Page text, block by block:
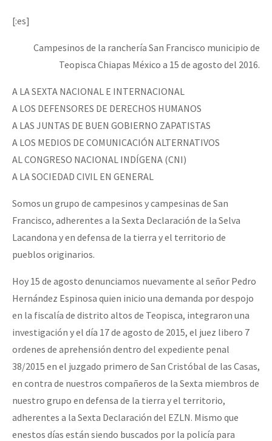
La Sexta
Migración
Presos
Mujeres
ETIQUETAS
MULTIMEDIA
Audio
Fotorreportaje
Video
Otras secciones
Semillero Guerra contra la Humanidad. (Las poblaciones y
la naturaleza bajo asedio)
Libros para descargar
Medios Libres
Dia 2 do Encontro “Guerra contra a Humanidad”
[CDMX – 20 julio] Jornadas globales por la libertad de Jesús
“Sonhando a Terra do Bem Virá” se publica no Estado Espanhol
Se o México sabe, que o mundo saiba! Nossas lutas pela
[25 abr – CDMX] Tokín por el CNI: 30 años de Resistencia y
[:es]
Campesinos de la ranchería San Francisco municipio de
Teopisca Chiapas México a 15 de agosto del 2016.
A LA SEXTA NACIONAL E INTERNACIONAL
A LOS DEFENSORES DE DERECHOS HUMANOS
A LAS JUNTAS DE BUEN GOBIERNO ZAPATISTAS
A LOS MEDIOS DE COMUNICACIÓN ALTERNATIVOS
AL CONGRESO NACIONAL INDÍGENA (CNI)
A LA SOCIEDAD CIVIL EN GENERAL
Somos un grupo de campesinos y campesinas de San
Francisco, adherentes a la Sexta Declaración de la Selva
Lacandona y en defensa de la tierra y el territorio de
pueblos originarios.
Hoy 15 de agosto denunciamos nuevamente al señor Pedro
Hernández Espinosa quien inicio una demanda por despojo
en la fiscalía de distrito altos de Teopisca, integraron una
investigación y el día 17 de agosto de 2015, el juez libero 7
ordenes de aprehensión dentro del expediente penal
38/2015 en el juzgado primero de San Cristóbal de las Casas,
en contra de nuestros compañeros de la Sexta miembros de
nuestro grupo en defensa de la tierra y el territorio,
adherentes a la Sexta Declaración del EZLN. Mismo que
enestos días están siendo buscados por la policía para